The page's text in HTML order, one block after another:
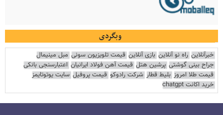
وبگردی
خبرآنلاین راه نو آنلاین بازی آنلاین قیمت تلویزیون سونی مبل مینیمال
جراح بینی گوشتی پرشین هتل قیمت آهن فولاد ایرانیان اعتبارسنجی بانکی
قیمت طلا امروز بلیط قطار شرکت رادوکو قیمت پروفیل سایت یوتوتایمز
خرید اکانت chatgpt